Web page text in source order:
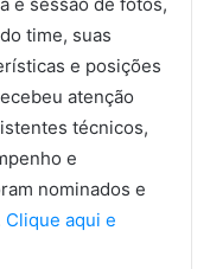
e sessão de fotos,
time, suas
e posições
atenção
técnicos,
e
nominados e
Clique aqui e